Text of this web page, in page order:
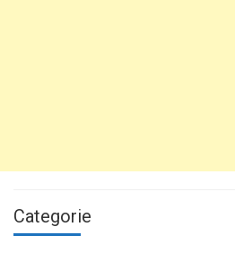
Categorie